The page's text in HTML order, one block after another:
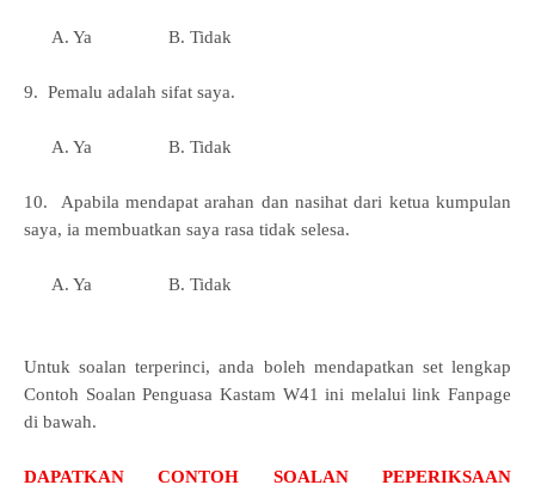
A. Ya B. Tidak
9. Pemalu adalah sifat saya.
A. Ya B. Tidak
10. Apabila mendapat arahan dan nasihat dari ketua kumpulan
saya, ia membuatkan saya rasa tidak selesa.
A. Ya B. Tidak
Untuk soalan terperinci, anda boleh mendapatkan set lengkap
Contoh Soalan Penguasa Kastam W41 ini melalui link Fanpage
di bawah.
DAPATKAN CONTOH SOALAN PEPERIKSAAN